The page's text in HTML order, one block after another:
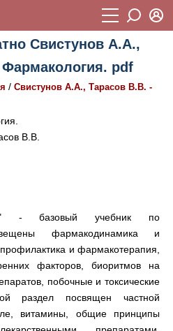
1050
Свистунов А.А.,
pdf
/ Свистунов А.А., Тарасов В.В. -
В.В.
- базовый учебник по
фармакодинамика и
и фармакотерапия,
факторов, биоритмов на
побочные и токсические
раздел посвящен частной
витамины, общие принципы